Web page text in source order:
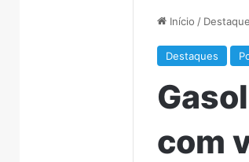
Início /
Destaques
com